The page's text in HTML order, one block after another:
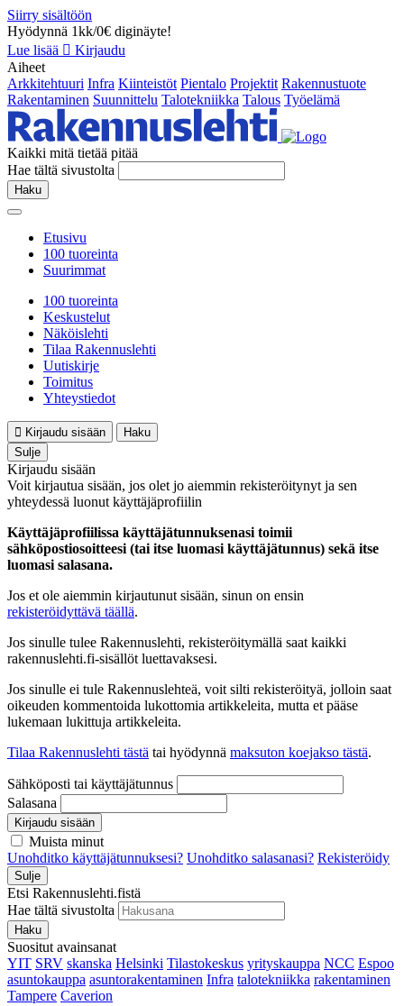
Siirry sisältöön
Hyödynnä 1kk/0€ diginäyte!
Lue lisää
Kirjaudu
Aiheet
Arkkitehtuuri Infra Kiinteistöt Pientalo Projektit Rakennustuote
Rakentaminen Suunnittelu Talotekniikka Talous Työelämä
Kaikki mitä tietää pitää
Hae tältä sivustolta
Haku
Etusivu
100 tuoreinta
Suurimmat
100 tuoreinta
Keskustelut
Näköislehti
Tilaa Rakennuslehti
Uutiskirje
Toimitus
Yhteystiedot
Kirjaudu sisään
Haku
Sulje
Kirjaudu sisään
Voit kirjautua sisään, jos olet jo aiemmin rekisteröitynyt ja sen
yhteydessä luonut käyttäjäprofiilin
Käyttäjäprofiilissa käyttäjätunnuksenasi toimii
sähköpostiosoitteesi (tai itse luomasi käyttäjätunnus) sekä itse
luomasi salasana.
Jos et ole aiemmin kirjautunut sisään, sinun on ensin
rekisteröidyttävä täällä.
Jos sinulle tulee Rakennuslehti, rekisteröitymällä saat kaikki
rakennuslehti.fi-sisällöt luettavaksesi.
Jos sinulle ei tule Rakennuslehteä, voit silti rekisteröityä, jolloin saat
oikeuden kommentoida lukottomia artikkeleita, mutta et pääse
lukemaan lukittuja artikkeleita.
Tilaa Rakennuslehti tästä tai hyödynnä maksuton koejakso tästä.
Sähköposti tai käyttäjätunnus
Salasana
Kirjaudu sisään
Muista minut
Unohditko käyttäjätunnuksesi? Unohditko salasanasi? Rekisteröidy
Sulje
Etsi Rakennuslehti.fistä
Hae tältä sivustolta
Haku
Suositut avainsanat
YIT SRV skanska Helsinki Tilastokeskus yrityskauppa NCC Espoo
asuntokauppa asuntorakentaminen Infra talotekniikka rakentaminen
Tampere Caverion